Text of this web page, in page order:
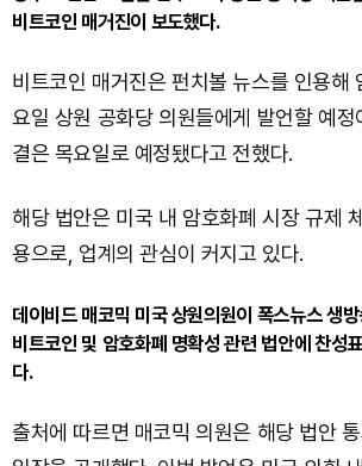
비트코인 매거진이 보도했다.
비트코인 매거진은 펀치볼 뉴스를 인용해
요일 상원 공화당 의원들에게 발언할 예
결은 목요일로 예정됐다고 전했다.
해당 법안은 미국 내 암호화폐 시장 규제
용으로, 업계의 관심이 커지고 있다.
데이비드 매코믹 미국 상원의원이 폭스뉴스 생
비트코인 및 암호화폐 명확성 관련 법안에 찬성
다.
출처에 따르면 매코믹 의원은 해당 법안